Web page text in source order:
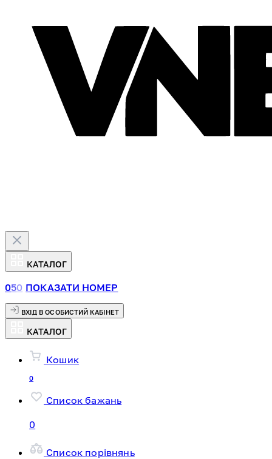
КАТАЛОГ
050 ПОКАЗАТИ НОМЕР
ВХІД В ОСОБИСТИЙ КАБІНЕТ
КАТАЛОГ
Кошик
0
Список бажань
0
Список порівнянь